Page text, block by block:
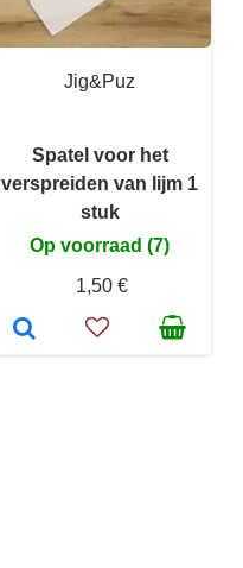
Jig&Puz
Spatel voor het
verspreiden van lijm 1
stuk
Op voorraad (7)
1,50 €